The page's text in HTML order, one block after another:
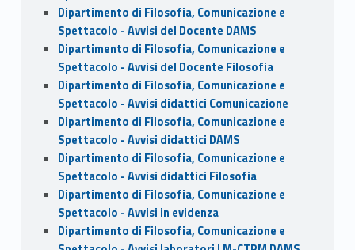
Dipartimento di Filosofia, Comunicazione e
Spettacolo - Avvisi del Docente DAMS
Dipartimento di Filosofia, Comunicazione e
Spettacolo - Avvisi del Docente Filosofia
Dipartimento di Filosofia, Comunicazione e
Spettacolo - Avvisi didattici Comunicazione
Dipartimento di Filosofia, Comunicazione e
Spettacolo - Avvisi didattici DAMS
Dipartimento di Filosofia, Comunicazione e
Spettacolo - Avvisi didattici Filosofia
Dipartimento di Filosofia, Comunicazione e
Spettacolo - Avvisi in evidenza
Dipartimento di Filosofia, Comunicazione e